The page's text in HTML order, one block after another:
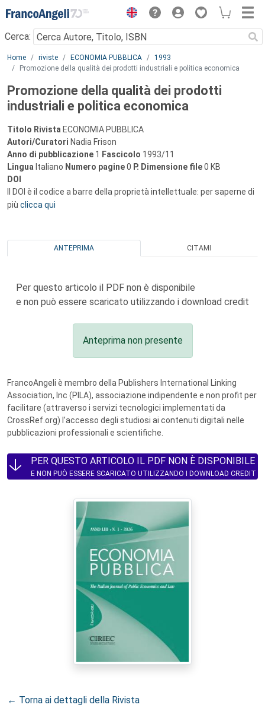
Menu
Cerca:
Main content
Home riviste ECONOMIA PUBBLICA
1993
Promozione della qualità dei prodotti industriali e politica economica
Promozione della qualità dei prodotti
industriali e politica economica
Titolo Rivista ECONOMIA PUBBLICA
Autori/Curatori Nadia Frison
Anno di pubblicazione 1 Fascicolo 1993/11
Lingua Italiano Numero pagine0 P. Dimensione file0 KB
DOI
Il DOI è il codice a barre della proprietà intellettuale: per saperne di
più clicca qui
ANTEPRIMA CITAMI
Per questo articolo il PDF non è disponibile
e non può essere scaricato utilizzando i download credit
Anteprima non presente
FrancoAngeli è membro della Publishers International Linking
Association, Inc (PILA), associazione indipendente e non profit per
facilitare (attraverso i servizi tecnologici implementati da
CrossRef.org) l’accesso degli studiosi ai contenuti digitali nelle
pubblicazioni professionali e scientifiche.
PER QUESTO ARTICOLO IL PDF NON È DISPONIBILE
E NON PUÒ ESSERE SCARICATO UTILIZZANDO I DOWNLOAD CREDIT
← Torna ai dettagli della Rivista